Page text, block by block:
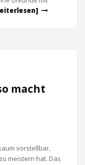
macht
vorstellbar,
meistern hat. Das